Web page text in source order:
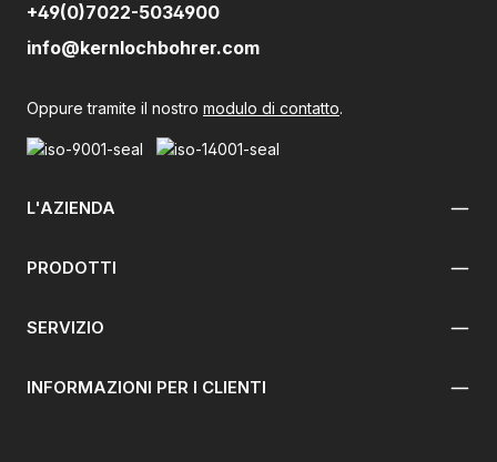
+49(0)7022-5034900
info@kernlochbohrer.com
Oppure tramite il nostro modulo di contatto.
L'AZIENDA
PRODOTTI
SERVIZIO
INFORMAZIONI PER I CLIENTI